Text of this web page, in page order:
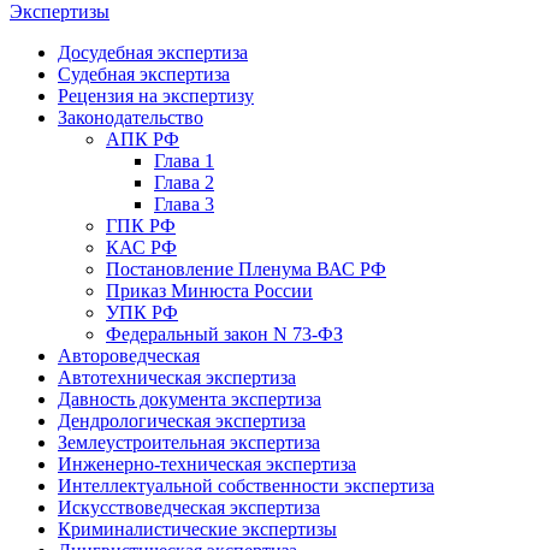
Экспертизы
Досудебная экспертиза
Судебная экспертиза
Рецензия на экспертизу
Законодательство
АПК РФ
Глава 1
Глава 2
Глава 3
ГПК РФ
КАС РФ
Постановление Пленума ВАС РФ
Приказ Минюста России
УПК РФ
Федеральный закон N 73-ФЗ
Автороведческая
Автотехническая экспертиза
Давность документа экспертиза
Дендрологическая экспертиза
Землеустроительная экспертиза
Инженерно-техническая экспертиза
Интеллектуальной собственности экспертиза
Искусствоведческая экспертиза
Криминалистические экспертизы